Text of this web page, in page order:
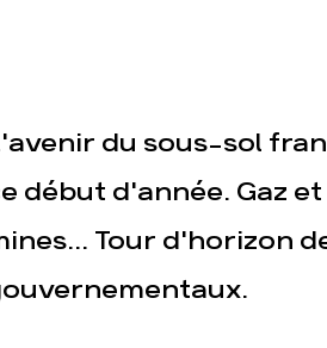
du sous-sol
début d'année. Gaz
Tour d'horizon